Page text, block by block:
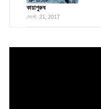
কায়াপুরুষ
সেপ্টে. 21, 2017